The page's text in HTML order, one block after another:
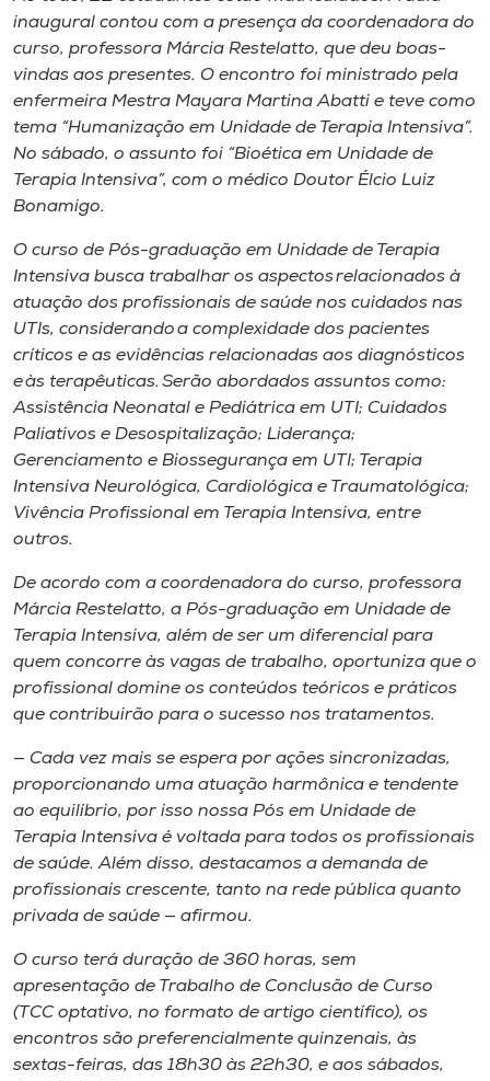
Museu
Unoesc
Store
Selecione
A+
A-
inaugural contou com a presença da coordenadora do
curso, professora Márcia Restelatto, que deu boas-
vindas aos presentes. O encontro foi ministrado pela
enfermeira Mestra Mayara Martina Abatti e teve como
tema “Humanização em Unidade de Terapia Intensiva”.
No sábado, o assunto foi “Bioética em Unidade de
Terapia Intensiva”, com o médico Doutor Élcio Luiz
Bonamigo.
O curso de Pós-graduação em Unidade de Terapia
Intensiva busca trabalhar os aspectos relacionados à
atuação dos profissionais de saúde nos cuidados nas
UTIs, considerando a complexidade dos pacientes
críticos e as evidências relacionadas aos diagnósticos
e às terapêuticas. Serão abordados assuntos como:
Assistência Neonatal e Pediátrica em UTI; Cuidados
Paliativos e Desospitalização; Liderança;
Gerenciamento e Biossegurança em UTI; Terapia
Intensiva Neurológica, Cardiológica e Traumatológica;
Vivência Profissional em Terapia Intensiva, entre
outros.
De acordo com a coordenadora do curso, professora
Márcia Restelatto, a Pós-graduação em Unidade de
Terapia Intensiva, além de ser um diferencial para
quem concorre às vagas de trabalho, oportuniza que o
profissional domine os conteúdos teóricos e práticos
que contribuirão para o sucesso nos tratamentos.
— Cada vez mais se espera por ações sincronizadas,
proporcionando uma atuação harmônica e tendente
ao equilíbrio, por isso nossa Pós em Unidade de
Terapia Intensiva é voltada para todos os profissionais
de saúde. Além disso, destacamos a demanda de
profissionais crescente, tanto na rede pública quanto
privada de saúde — afirmou.
O curso terá duração de 360 horas, sem
apresentação de Trabalho de Conclusão de Curso
(TCC optativo, no formato de artigo científico), os
encontros são preferencialmente quinzenais, às
sextas-feiras, das 18h30 às 22h30, e aos sábados,